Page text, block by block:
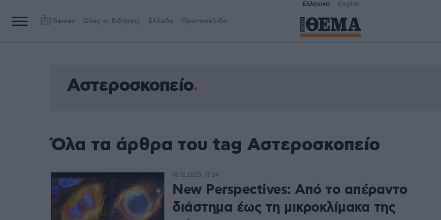
Ελληνικά English
Games Όλες οι Ειδήσεις Ελλάδα Πρωτοσέλιδα
Αστεροσκοπείο
Όλα τα άρθρα του tag Αστεροσκοπείο
New Perspectives: Από το απέραντο
διάστημα έως τη μικροκλίμακα της
18.12.2025, 17:24